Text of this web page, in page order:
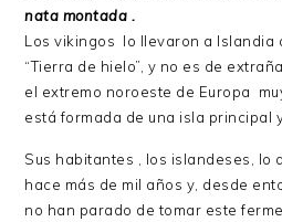
nata montada .
Los vikingos lo llevaron a Islandia
“Tierra de hielo”, y no es de
el extremo noroeste de Europa
está formada de una isla principal
Sus habitantes , los islandeses, lo
hace más de mil años y, desde
no han parado de tomar este